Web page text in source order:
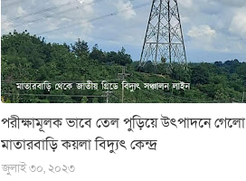
পরীক্ষামূলক ভাবে তেল পুড়িয়ে উৎপাদনে গেলো
মাতারবাড়ি কয়লা বিদ্যুৎ কেন্দ্র
জুলাই ৩০, ২০২৩